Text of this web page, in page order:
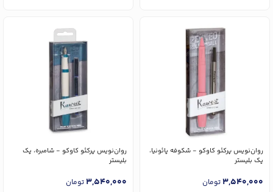
روان‌نویس پرکئو کاوکو - شکوفه پائونیا،
پک بلیستر
3,540,000تومان
روان‌نویس پرکئو کاوکو - شامبره، پک
بلیستر
3,540,000تومان